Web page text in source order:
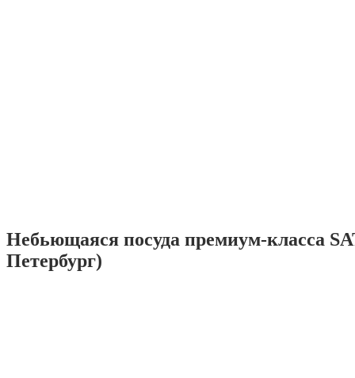
Небьющаяся посуда премиум-класса
Петербург)